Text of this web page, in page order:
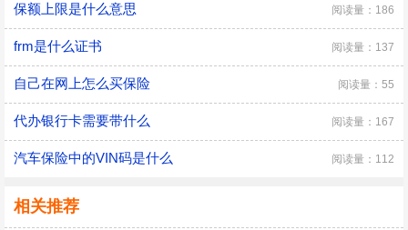
保额上限是什么意思 阅读量：186
frm是什么证书 阅读量：137
自己在网上怎么买保险 阅读量：55
代办银行卡需要带什么 阅读量：167
汽车保险中的VIN码是什么 阅读量：112
相关推荐